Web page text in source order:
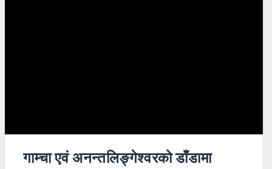
गाम्चा एवं अनन्तलिङ्गेश्वरको डाँडामा